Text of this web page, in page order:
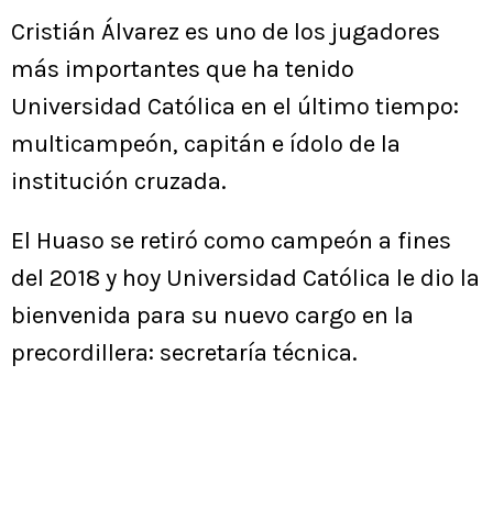
Cristián Álvarez es uno de los jugadores
más importantes que ha tenido
Universidad Católica en el último tiempo:
multicampeón, capitán e ídolo de la
institución cruzada.
El Huaso se retiró como campeón a fines
del 2018 y hoy Universidad Católica le dio la
bienvenida para su nuevo cargo en la
precordillera: secretaría técnica.